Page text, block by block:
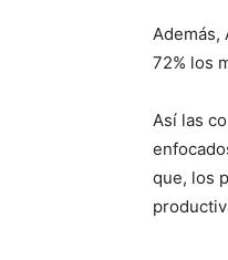
Además,
72% los
Así las
que, los